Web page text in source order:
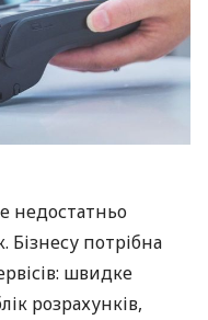
недостатньо
Бізнесу потрібна
швидке
розрахунків,